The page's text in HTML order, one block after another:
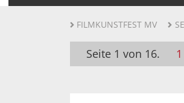
FILMKUNSTFEST MV
Seite 1 von 16. 1